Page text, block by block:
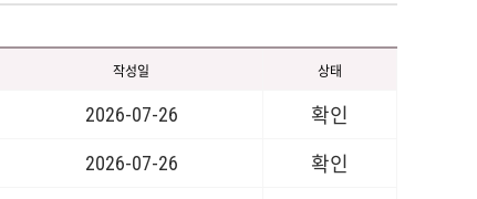
작성일 상태
2026-07-26 확인
2026-07-26 확인